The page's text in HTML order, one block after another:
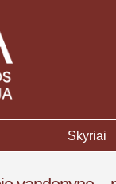
Skyriai